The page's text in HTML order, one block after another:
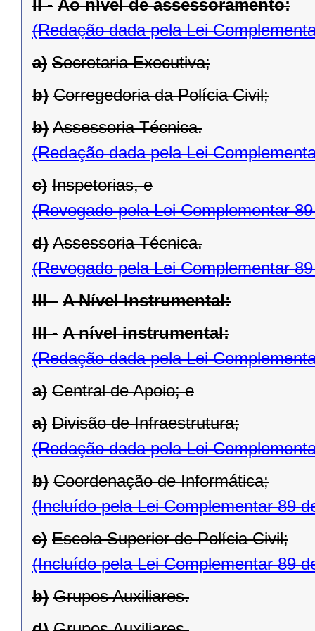
II - Ao nível de assessoramento:
(Redação dada pela Lei
a) Secretaria Executiva;
b) Corregedoria da Polícia Civil;
b) Assessoria Técnica.
(Redação dada pela Lei
c) Inspetorias, e
(Revogado pela Lei Complementar
d) Assessoria Técnica.
(Revogado pela Lei Complementar
III - A Nível Instrumental:
III - A nível instrumental:
(Redação dada pela Lei
a) Central de Apoio; e
a) Divisão de Infraestrutura;
(Redação dada pela Lei
b) Coordenação de Informática;
(Incluído pela Lei Complementar 89
c) Escola Superior de Polícia Civil;
(Incluído pela Lei Complementar 89
b) Grupos Auxiliares.